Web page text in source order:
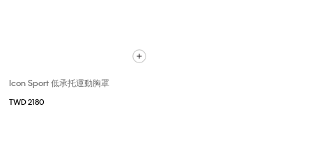
Icon Sport 低承托運動胸罩
TWD 2180